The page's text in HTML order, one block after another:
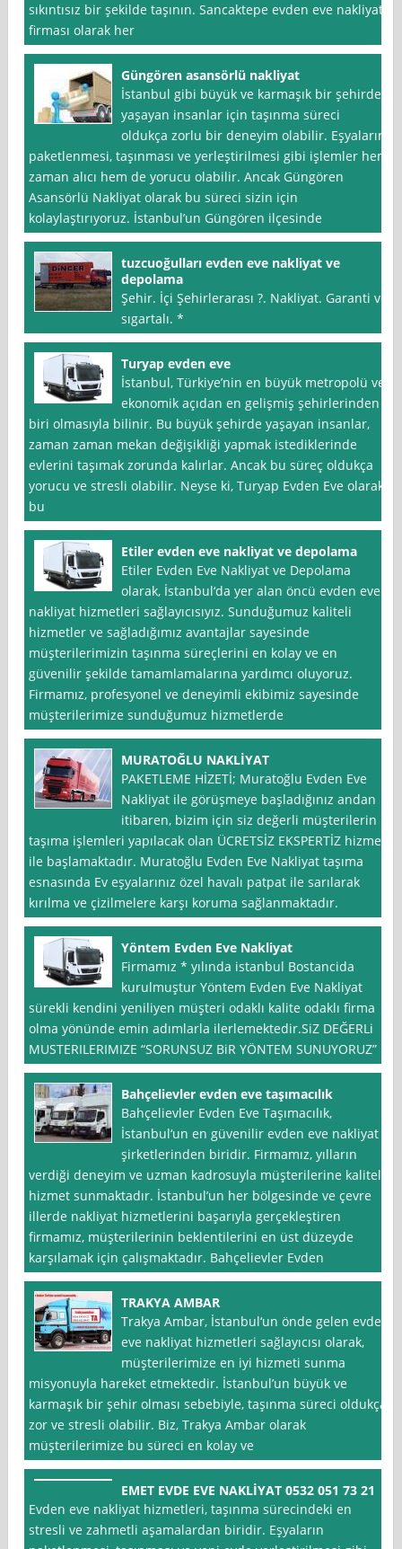
sıkıntısız bir şekilde taşının. Sancaktepe evden eve nakliyat
firması olarak her
Güngören asansörlü nakliyat
İstanbul gibi büyük ve karmaşık bir şehirde
yaşayan insanlar için taşınma süreci
oldukça zorlu bir deneyim olabilir. Eşyaların
paketlenmesi, taşınması ve yerleştirilmesi gibi işlemler hem
zaman alıcı hem de yorucu olabilir. Ancak Güngören
Asansörlü Nakliyat olarak bu süreci sizin için
kolaylaştırıyoruz. İstanbul’un Güngören ilçesinde
tuzcuoğulları evden eve nakliyat ve
depolama
Şehir. İçi Şehirlerarası ?. Nakliyat. Garanti ve
sıgartalı. *
Turyap evden eve
İstanbul, Türkiye’nin en büyük metropolü ve
ekonomik açıdan en gelişmiş şehirlerinden
biri olmasıyla bilinir. Bu büyük şehirde yaşayan insanlar,
zaman zaman mekan değişikliği yapmak istediklerinde
evlerini taşımak zorunda kalırlar. Ancak bu süreç oldukça
yorucu ve stresli olabilir. Neyse ki, Turyap Evden Eve olarak,
bu
Etiler evden eve nakliyat ve depolama
Etiler Evden Eve Nakliyat ve Depolama
olarak, İstanbul‘da yer alan öncü evden eve
nakliyat hizmetleri sağlayıcısıyız. Sunduğumuz kaliteli
hizmetler ve sağladığımız avantajlar sayesinde
müşterilerimizin taşınma süreçlerini en kolay ve en
güvenilir şekilde tamamlamalarına yardımcı oluyoruz.
Firmamız, profesyonel ve deneyimli ekibimiz sayesinde
müşterilerimize sunduğumuz hizmetlerde
MURATOĞLU NAKLİYAT
PAKETLEME HİZETİ; Muratoğlu Evden Eve
Nakliyat ile görüşmeye başladığınız andan
itibaren, bizim için siz değerli müşterilerin
taşıma işlemleri yapılacak olan ÜCRETSİZ EKSPERTİZ hizmeti
ile başlamaktadır. Muratoğlu Evden Eve Nakliyat taşıma
esnasında Ev eşyalarınız özel havalı patpat ile sarılarak
kırılma ve çizilmelere karşı koruma sağlanmaktadır.
Yöntem Evden Eve Nakliyat
Firmamız * yılında istanbul Bostancida
kurulmuştur Yöntem Evden Eve Nakliyat
sürekli kendini yeniliyen müşteri odaklı kalite odaklı firma
olma yönünde emin adımlarla ilerlemektedir.SiZ DEĞERLi
MUSTERILERIMIZE “SORUNSUZ BiR YÖNTEM SUNUYORUZ”
Bahçelievler evden eve taşımacılık
Bahçelievler Evden Eve Taşımacılık,
İstanbul‘un en güvenilir evden eve nakliyat
şirketlerinden biridir. Firmamız, yılların
verdiği deneyim ve uzman kadrosuyla müşterilerine kaliteli
hizmet sunmaktadır. İstanbul’un her bölgesinde ve çevre
illerde nakliyat hizmetlerini başarıyla gerçekleştiren
firmamız, müşterilerinin beklentilerini en üst düzeyde
karşılamak için çalışmaktadır. Bahçelievler Evden
TRAKYA AMBAR
Trakya Ambar, İstanbul‘un önde gelen evden
eve nakliyat hizmetleri sağlayıcısı olarak,
müşterilerimize en iyi hizmeti sunma
misyonuyla hareket etmektedir. İstanbul’un büyük ve
karmaşık bir şehir olması sebebiyle, taşınma süreci oldukça
zor ve stresli olabilir. Biz, Trakya Ambar olarak
müşterilerimize bu süreci en kolay ve
EMET EVDE EVE NAKLİYAT 0532 051 73 21
Evden eve nakliyat hizmetleri, taşınma sürecindeki en
stresli ve zahmetli aşamalardan biridir. Eşyaların